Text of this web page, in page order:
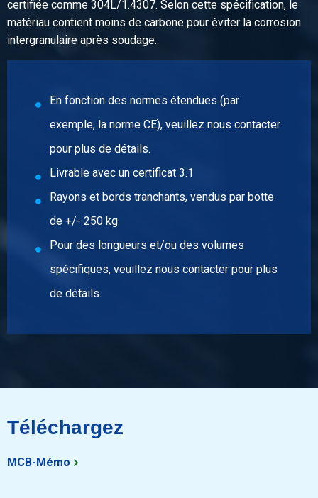
N° d'article
2450-0123-1007510
Poids des pièces en kg
79,20
Prix brut
N° d'article
Description
Inox 304/304L angle soud laser 130x75x10 ca 6 mtr
Sélectionner
certifiée comme 304L/1.4307. Selon cette spécification, le
matériau contient moins de carbone pour éviter la corrosion
intergranulaire après soudage.
En fonction des normes étendues (par
exemple, la norme CE), veuillez nous contacter
pour plus de détails.
Livrable avec un certificat 3.1
Rayons et bords tranchants, vendus par botte
de +/- 250 kg
Pour des longueurs et/ou des volumes
spécifiques, veuillez nous contacter pour plus
de détails.
Téléchargez
MCB-Mémo